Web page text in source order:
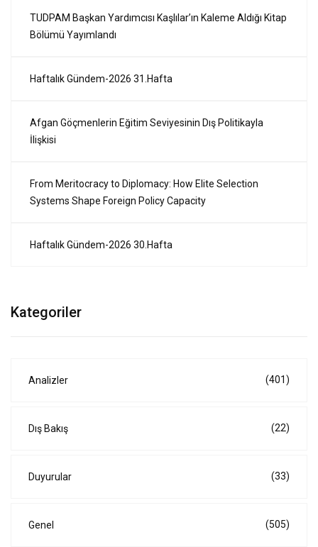
TUDPAM Başkan Yardımcısı Kaşlılar’ın Kaleme Aldığı Kitap
Bölümü Yayımlandı
Haftalık Gündem-2026 31.Hafta
Afgan Göçmenlerin Eğitim Seviyesinin Dış Politikayla
İlişkisi
From Meritocracy to Diplomacy: How Elite Selection
Systems Shape Foreign Policy Capacity
Haftalık Gündem-2026 30.Hafta
Kategoriler
Analizler (401)
Dış Bakış (22)
Duyurular (33)
Genel (505)